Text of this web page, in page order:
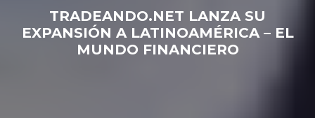
TRADEANDO.NET LANZA SU
EXPANSIÓN A LATINOAMÉRICA – EL
MUNDO FINANCIERO